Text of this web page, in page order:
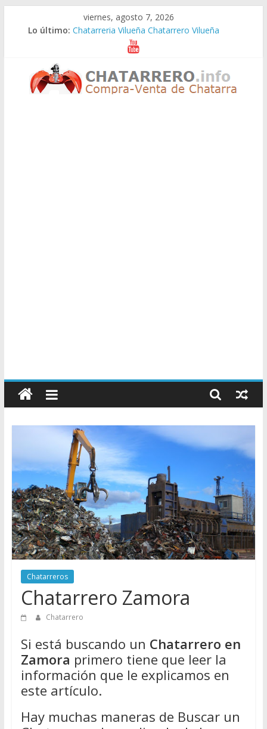
viernes, agosto 7, 2026
Lo último: Chatarreria Vilueña Chatarrero Vilueña
Chatarreria Zuera Chatarrero Zuera
Chatarreria Zaragoza Chatarrero Zaragoza
Chatarreria Zaida Chatarrero Zaida
Chatarreria Vistabella Chatarrero Vistabella
Chatarreros
–
Precio
de
Chatarra
Directorio
de
Chatarreros
para
vender
Chatarra
Chatarreros
Chatarrero Zamora
Chatarrero
Si está buscando un Chatarrero en
Zamora primero tiene que leer la
información que le explicamos en
este artículo.
Hay muchas maneras de Buscar un